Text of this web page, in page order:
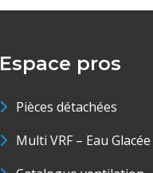
Espace pros
Pièces détachées
Multi VRF – Eau Glacée